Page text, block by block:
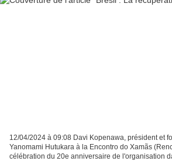
12/04/2024 à 09:08 Davi Kopenawa, président et
Yanomami Hutukara à la Encontro do Xamãs
célébration du 20e anniversaire de l'organisation